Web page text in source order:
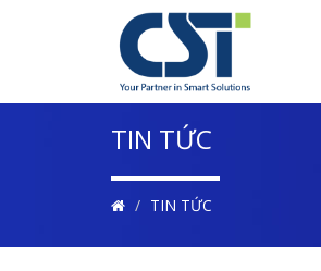
TIN TỨC
TIN TỨC